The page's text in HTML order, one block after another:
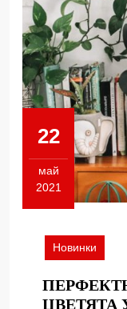
22
май
2021
22.05.2021
Новинки
ЦВЕТЯТА